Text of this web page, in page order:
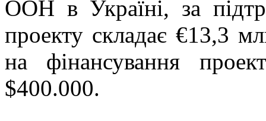
ООН в Україні, за
проекту складає €13,3
на фінансування
$400.000.